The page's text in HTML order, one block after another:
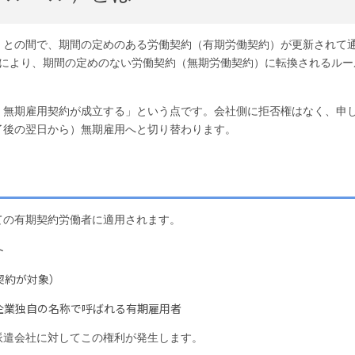
の間で、期間の定めのある労働契約（有期労働契約）が更新されて
より、期間の定めのない労働契約（無期労働契約）に転換されるル
期雇用契約が成立する」という点です。会社側に拒否権はなく、申
の翌日から）無期雇用へと切り替わります。
有期契約労働者に適用されます。
が対象）
独自の名称で呼ばれる有期雇用者
会社に対してこの権利が発生します。